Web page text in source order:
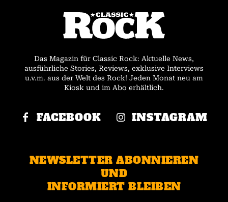
Das Magazin für Classic Rock: Aktuelle News,
ausführliche Stories, Reviews, exklusive Interviews
u.v.m. aus der Welt des Rock! Jeden Monat neu am
Kiosk und im Abo erhältlich.
FACEBOOK INSTAGRAM
NEWSLETTER ABONNIEREN
UND
INFORMIERT BLEIBEN